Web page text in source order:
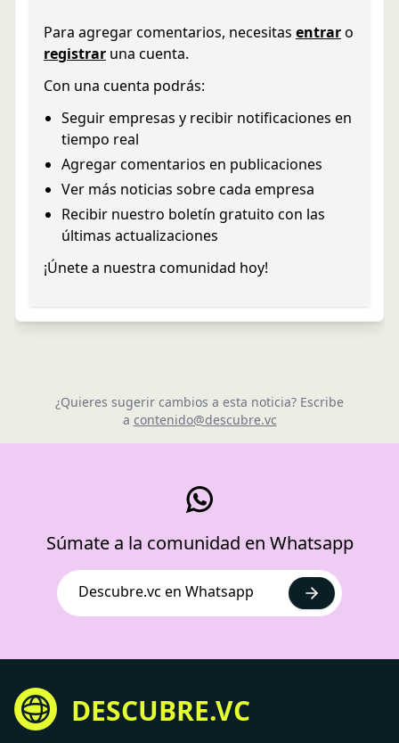
Para agregar comentarios, necesitas entraro
registrar una cuenta.
Con una cuenta podrás:
Seguir empresas y recibir notificaciones en
tiempo real
Agregar comentarios en publicaciones
Ver más noticias sobre cada empresa
Recibir nuestro boletín gratuito con las
últimas actualizaciones
¡Únete a nuestra comunidad hoy!
¿Quieres sugerir cambios a esta noticia? Escribe
a contenido@descubre.vc
Súmate a la comunidad en Whatsapp
Descubre.vc en Whatsapp
DESCUBRE.VC